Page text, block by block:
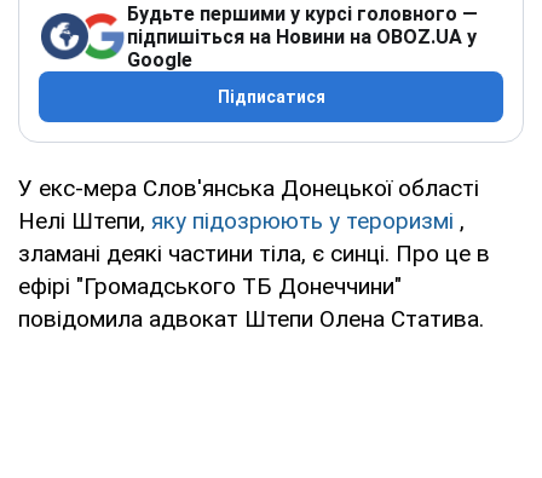
Будьте першими у курсі головного —
підпишіться на Новини на OBOZ.UA у
Google
Підписатися
У екс-мера Слов'янська Донецької області
Нелі Штепи, яку підозрюють у тероризмі ,
зламані деякі частини тіла, є синці. Про це в
ефірі "Громадського ТБ Донеччини"
повідомила адвокат Штепи Олена Статива.